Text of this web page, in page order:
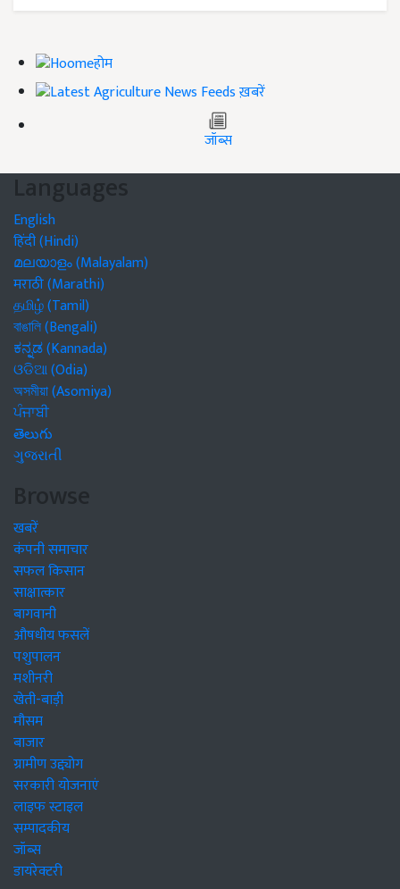
होम
ख़बरें
जॉब्स
Languages
English
हिंदी (Hindi)
മലയാളം (Malayalam)
मराठी (Marathi)
தமிழ் (Tamil)
বাঙালি (Bengali)
ಕನ್ನಡ (Kannada)
ଓଡିଆ (Odia)
অসমীয়া (Asomiya)
ਪੰਜਾਬੀ
తెలుగు
ગુજરાતી
Browse
खबरें
कंपनी समाचार
सफल किसान
साक्षात्कार
बागवानी
औषधीय फसलें
पशुपालन
मशीनरी
खेती-बाड़ी
मौसम
बाजार
ग्रामीण उद्द्योग
सरकारी योजनाएं
लाइफ स्टाइल
सम्पादकीय
जॉब्स
डायरेक्टरी